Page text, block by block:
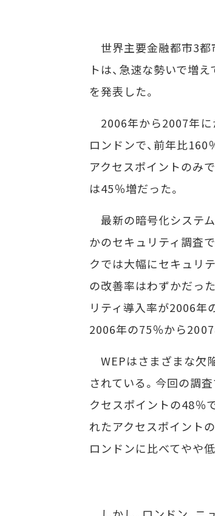
世界主要金融都市3都
トは、急速な勢いで増
を発表した。
2006年から2007年に
ロンドンで、前年比
アクセスポイントのみ
は45％増だった。
最新の暗号化システ
かのセキュリティ調査
クでは大幅にセキュリ
の改善率はわずかだっ
リティ導入率が2006年
2006年の75％から2007
WEPはさまざまな欠
されている。今回の調
クセスポイントの48％
れたアクセスポイント
ロンドンに比べてやや